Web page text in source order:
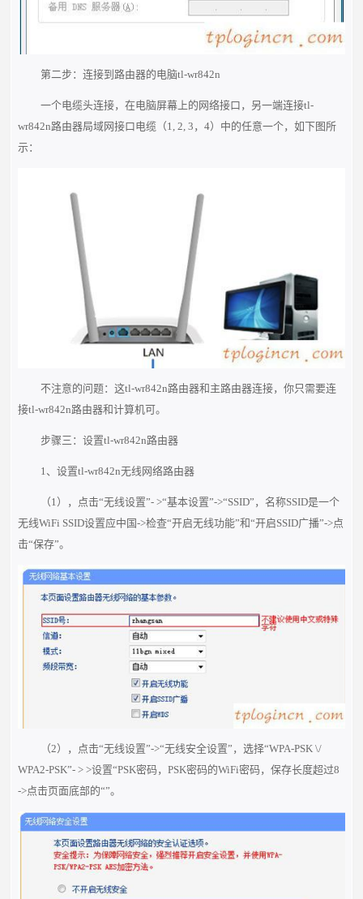
第二步：连接到路由器的电脑tl-wr842n
一个电缆头连接，在电脑屏幕上的网络接口，另一端连接tl-
wr842n路由器局域网接口电缆（1, 2, 3，4）中的任意一个，如下图所
示：
不注意的问题：这tl-wr842n路由器和主路由器连接，你只需要连
接tl-wr842n路由器和计算机可。
步骤三：设置tl-wr842n路由器
1、设置tl-wr842n无线网络路由器
（1），点击“无线设置”- >“基本设置”->“SSID”，名称SSID是一个
无线WiFi SSID设置应中国->检查“开启无线功能”和“开启SSID广播”->点
击“保存”。
（2），点击“无线设置”->“无线安全设置”，选择“WPA-PSK \/
WPA2-PSK”- > >设置“PSK密码，PSK密码的WiFi密码，保存长度超过8
->点击页面底部的“”。